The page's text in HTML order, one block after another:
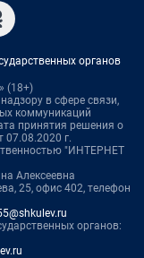
органов
(18+)
в сфере связи,
коммуникаций
принятия решения о
07.08.2020 г.
"ИНТЕРНЕТ
Алексеевна
25, офис 402, телефон
органов: